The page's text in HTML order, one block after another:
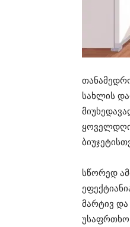
სახლის
სწორედ
მარტივ
უსაფრთხო